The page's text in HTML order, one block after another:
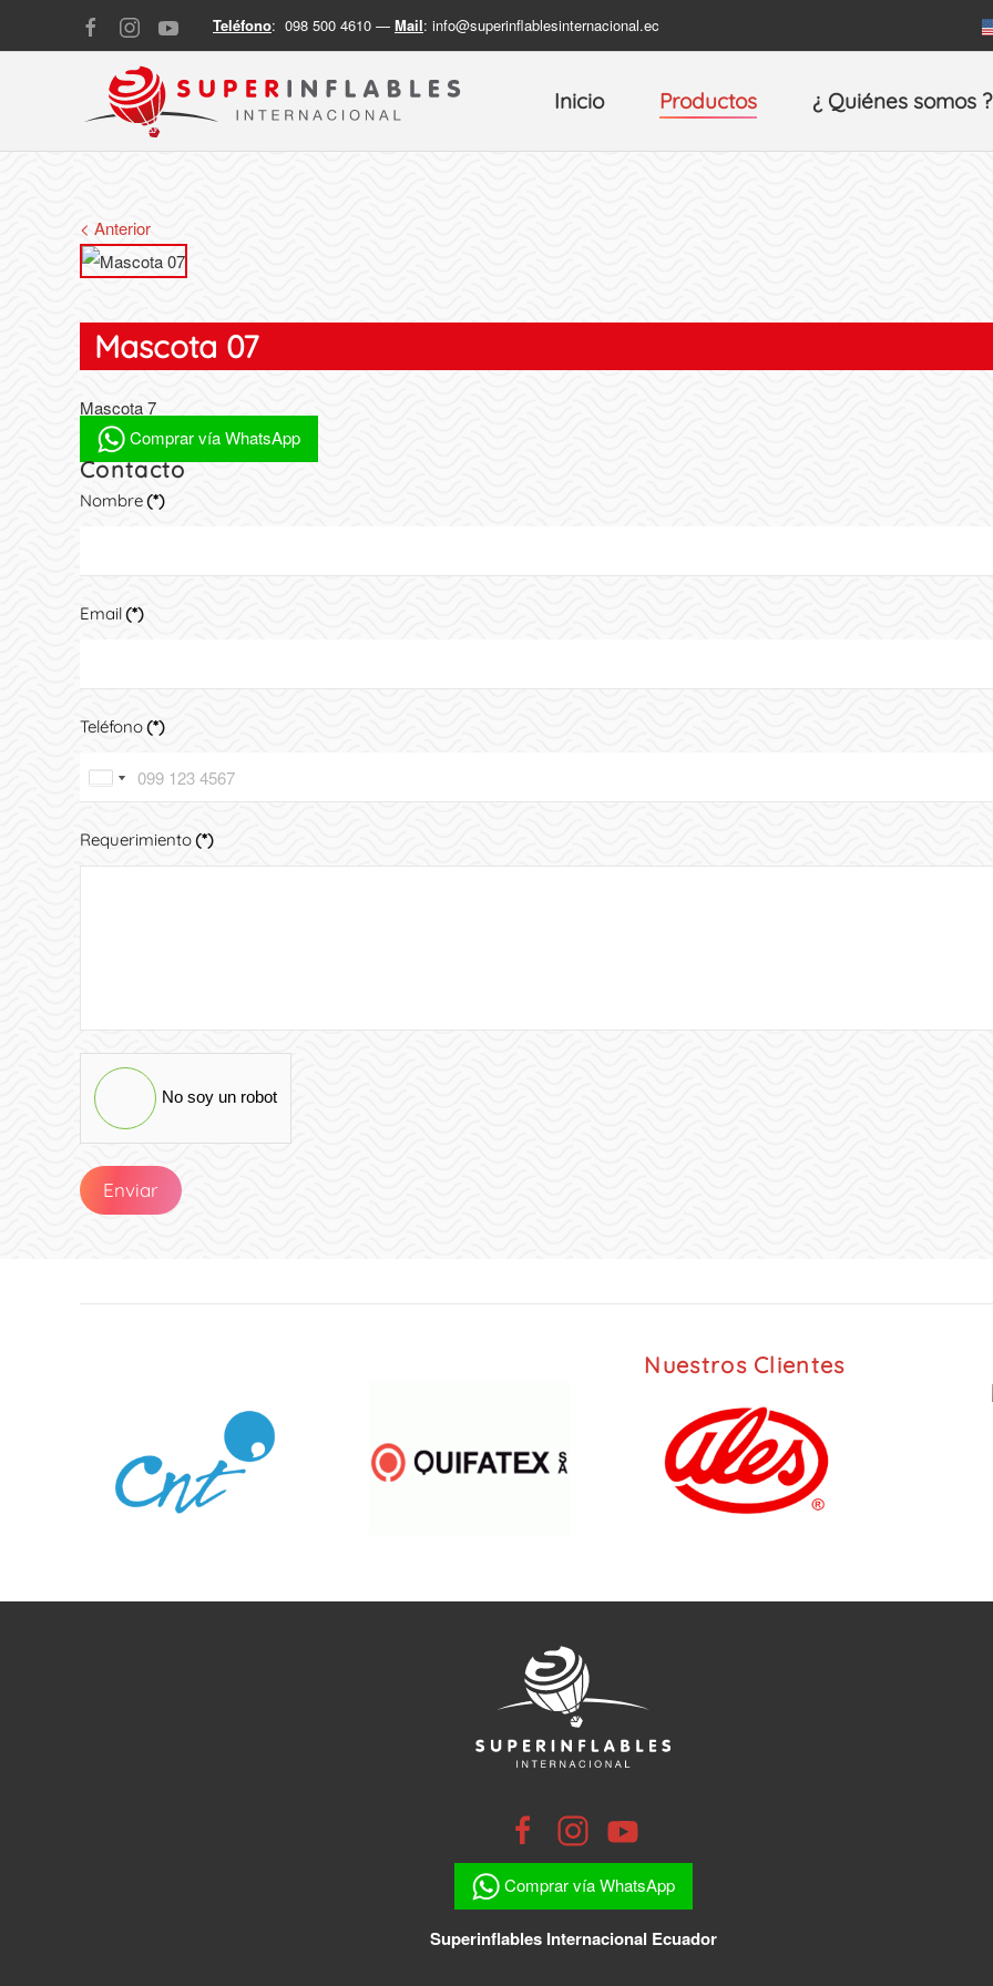
Teléfono: 098 500 4610 — Mail: info@superinflablesinternacional.ec
Inicio Productos ¿ Quiénes somos ?
< Anterior
Mascota 07
Mascota 7
Comprar vía WhatsApp
Contacto
Nombre(*)
Email(*)
Teléfono(*)
Ecuador
United
+1
Requerimiento(*)
No soy un robot
Enviar
Nuestros Clientes
Comprar vía WhatsApp
Superinflables Internacional Ecuador